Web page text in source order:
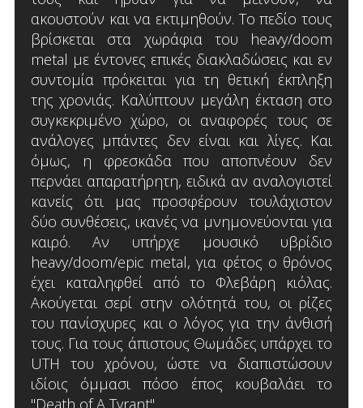
ακουστούν και να εκτιμηθούν. Το πεδίο τους
βρίσκεται στα χωράφια του heavy/doom
metal με έντονες επικές διακλαδώσεις και εν
συντομία πρόκειται για τη θετική έκπληξη
της χρονιάς. Καλύπτουν μεγάλη έκταση στο
συγκεκριμένο χώρο, οι αναφορές τους σε
ανάλογες μπάντες δεν είναι και λίγες. Και
όμως, η φρεσκάδα που αποπνέουν δεν
περνάει απαρατήρητη, ειδικά αν αναλογιστεί
κανείς ότι μας προσφέρουν τουλάχιστον
δύο συνθέσεις, ικανές να μνημονεύονται για
καιρό. Αν υπήρχε μουσικό υβρίδιο
heavy/doom/epic metal, για φέτος ο θρόνος
έχει καταληφθεί από το Φλεβάρη κιόλας.
Ακούγεται σερί στην ολότητά του, οι ρίζες
του πανίσχυρες και ο λόγος για την άνθισή
τους. Για τους άπιστους Θωμάδες υπάρχει το
UTH του χρόνου, ώστε να διαπιστώσουν
ιδίοις όμμασι πόσο έπος κουβαλάει το